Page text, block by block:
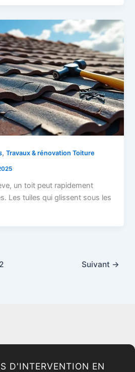
,Travaux & rénovation Toiture
un toit peut rapidement
Les tuiles qui glissent sous les
2 Suivant →
D'INTERVENTION EN